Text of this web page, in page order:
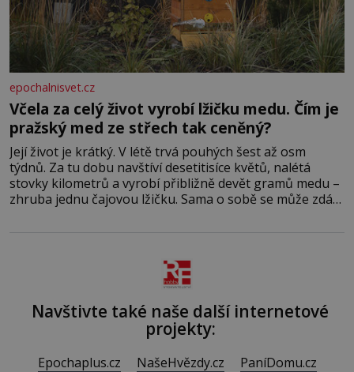
epochalnisvet.cz
Včela za celý život vyrobí lžičku medu. Čím je
pražský med ze střech tak ceněný?
Její život je krátký. V létě trvá pouhých šest až osm
týdnů. Za tu dobu navštíví desetitisíce květů, nalétá
stovky kilometrů a vyrobí přibližně devět gramů medu –
zhruba jednu čajovou lžičku. Sama o sobě se může zdát
Navštivte také naše další internetové
projekty:
Epochaplus.cz NašeHvězdy.cz
PaníDomu.cz